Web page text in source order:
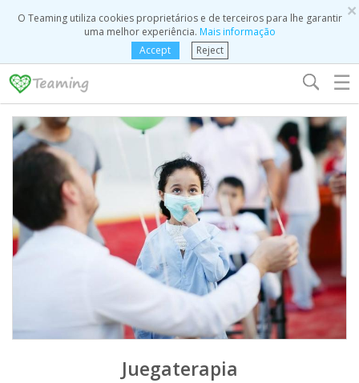
×
O Teaming utiliza cookies proprietários e de terceiros para lhe garantir
uma melhor experiência. Mais informação
Accept
Reject
☰
Juegaterapia